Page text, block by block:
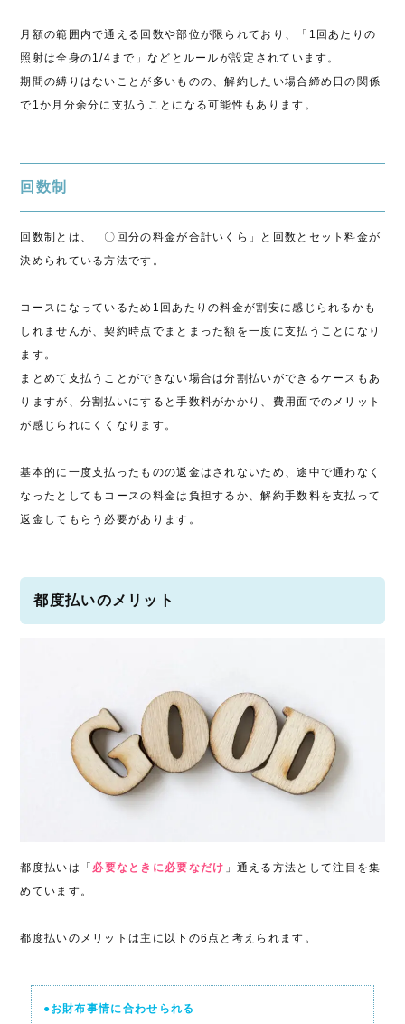
月額の範囲内で通える回数や部位が限られており、「1回あたりの
照射は全身の1/4まで」などとルールが設定されています。
期間の縛りはないことが多いものの、解約したい場合締め日の関係
で1か月分余分に支払うことになる可能性もあります。
回数制
回数制とは、「〇回分の料金が合計いくら」と回数とセット料金が
決められている方法です。
コースになっているため1回あたりの料金が割安に感じられるかも
しれませんが、契約時点でまとまった額を一度に支払うことになり
ます。
まとめて支払うことができない場合は分割払いができるケースもあ
りますが、分割払いにすると手数料がかかり、費用面でのメリット
が感じられにくくなります。
基本的に一度支払ったものの返金はされないため、途中で通わなく
なったとしてもコースの料金は負担するか、解約手数料を支払って
返金してもらう必要があります。
都度払いのメリット
都度払いは「 必要なときに必要なだけ 」通える方法として注目を集
めています。
都度払いのメリットは主に以下の6点と考えられます。
●お財布事情に合わせられる